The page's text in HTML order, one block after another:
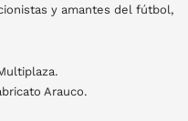
y amantes del fútbol,
Arauco.